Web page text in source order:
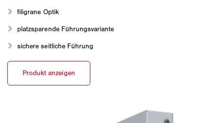
filigrane Optik
platzsparende Führungsvariante
sichere seitliche Führung